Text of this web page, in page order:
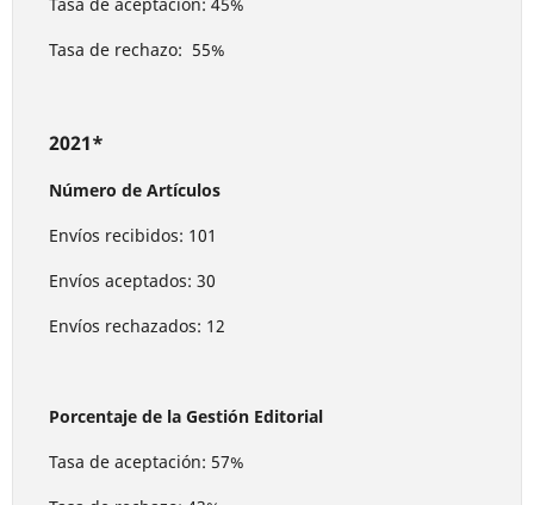
Tasa de rechazo: 55%
2021*
Número de Artículos
Envíos recibidos: 101
Envíos aceptados: 30
Envíos rechazados: 12
Porcentaje de la Gestión Editorial
Tasa de aceptación: 57%